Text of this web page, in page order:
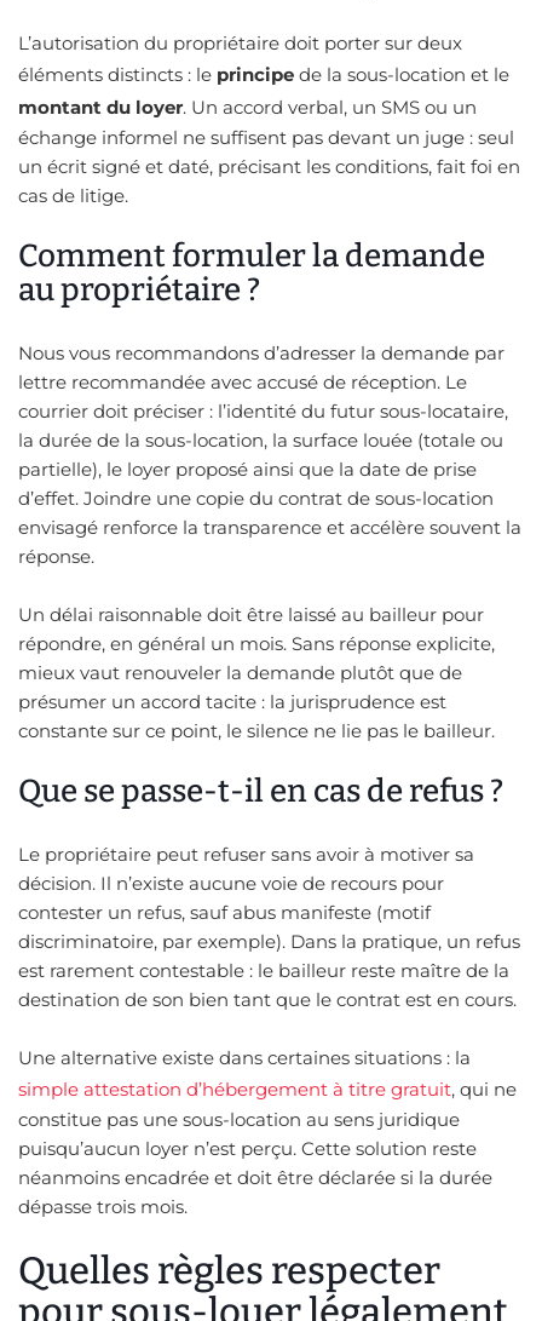
L’autorisation du propriétaire doit porter sur deux
éléments distincts : le principe de la sous-location et le
montant du loyer. Un accord verbal, un SMS ou un
échange informel ne suffisent pas devant un juge : seul
un écrit signé et daté, précisant les conditions, fait foi en
cas de litige.
Comment formuler la demande
au propriétaire ?
Nous vous recommandons d’adresser la demande par
lettre recommandée avec accusé de réception. Le
courrier doit préciser : l’identité du futur sous-locataire,
la durée de la sous-location, la surface louée (totale ou
partielle), le loyer proposé ainsi que la date de prise
d’effet. Joindre une copie du contrat de sous-location
envisagé renforce la transparence et accélère souvent la
réponse.
Un délai raisonnable doit être laissé au bailleur pour
répondre, en général un mois. Sans réponse explicite,
mieux vaut renouveler la demande plutôt que de
présumer un accord tacite : la jurisprudence est
constante sur ce point, le silence ne lie pas le bailleur.
Que se passe-t-il en cas de refus ?
Le propriétaire peut refuser sans avoir à motiver sa
décision. Il n’existe aucune voie de recours pour
contester un refus, sauf abus manifeste (motif
discriminatoire, par exemple). Dans la pratique, un refus
est rarement contestable : le bailleur reste maître de la
destination de son bien tant que le contrat est en cours.
Une alternative existe dans certaines situations : la
simple attestation d’hébergement à titre gratuit, qui ne
constitue pas une sous-location au sens juridique
puisqu’aucun loyer n’est perçu. Cette solution reste
néanmoins encadrée et doit être déclarée si la durée
dépasse trois mois.
Quelles règles respecter
pour sous-louer légalement